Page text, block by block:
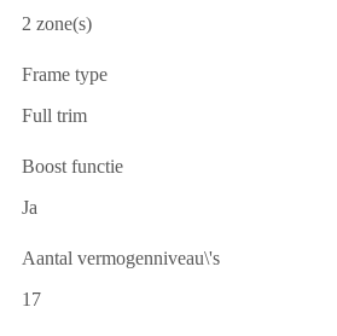
2 zone(s)
Frame type
Full trim
Boost functie
Ja
Aantal vermogenniveau\'s
17